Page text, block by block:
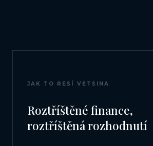
JAK TO ŘEŠÍ VĚTŠINA
Roztříštěné finance,
roztříštěná rozhodnutí